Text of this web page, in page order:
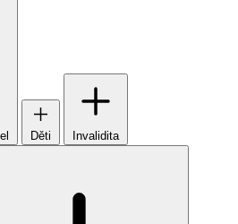
Děti Invalidita